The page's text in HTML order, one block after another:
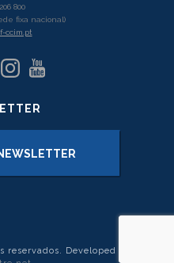
800
fixa nacional)
ccim.pt
reservados. Developed by